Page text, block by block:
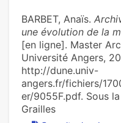
BARBET, Anaïs.
une évolution de la
[en ligne]. Master
Université Angers,
http://dune.univ-
angers.fr/fichiers/
er/9055F.pdf. Sous
Grailles